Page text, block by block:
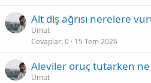
Alt diş ağrısı nerelere
Umut
Cevaplar 0 15 Tem 2026
Aleviler oruç tutarken ne
Umut